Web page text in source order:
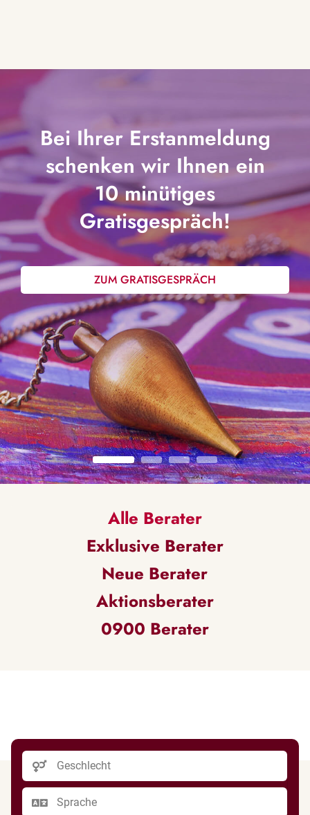
Bei Ihrer Erstanmeldung
schenken wir Ihnen ein
10 minütiges
Gratisgespräch!
ZUM GRATISGESPRÄCH
Alle Berater
Exklusive Berater
Neue Berater
Aktionsberater
0900 Berater